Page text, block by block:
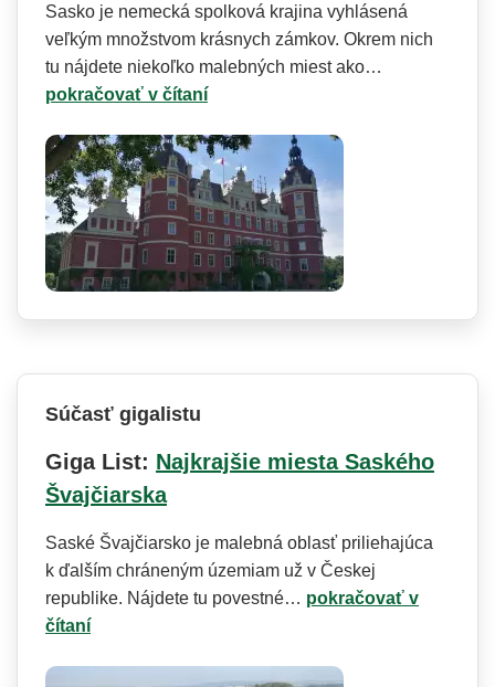
Sasko je nemecká spolková krajina vyhlásená
veľkým množstvom krásnych zámkov. Okrem nich
tu nájdete niekoľko malebných miest ako…
pokračovať v čítaní
Súčasť gigalistu
Giga List: Najkrajšie miesta Saského
Švajčiarska
Saské Švajčiarsko je malebná oblasť priliehajúca
k ďalším chráneným územiam už v Českej
republike. Nájdete tu povestné… pokračovať v
čítaní